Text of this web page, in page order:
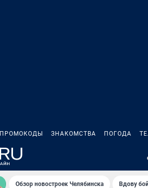
ПРОМОКОДЫ ЗНАКОМСТВА ПОГОДА
Обзор новостроек Челябинска Вдову